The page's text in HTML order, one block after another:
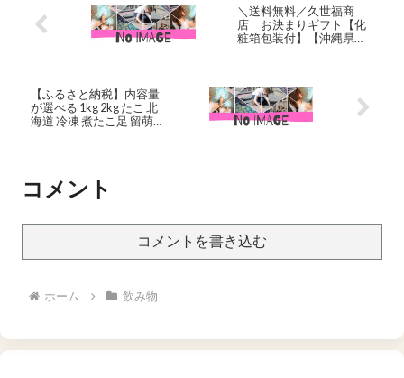
＼送料無料／久世福商
店 お決まりギフト【化
粧箱包装付】【沖縄県送
り物 食品 お礼 お祝い プレ
ゼント ご挨拶 出産 結婚 快
気 誕生日 記念日 引越し 香
【ふるさと納税】内容量
が選べる 1kg 2kg たこ 北
海道 冷凍 煮たこ足 留萌産
の幸 魚介 魚介類 お刺身 刺
身 刺し身 天ぷら 留萌 魚
コメント
コメントを書き込む
ホーム 飲み物